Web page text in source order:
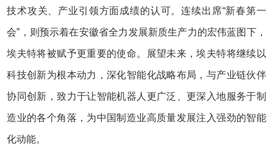
技术攻关、产业引领方面成绩的认可。连续出席“新春第一
会”，则预示着在安徽省全力发展新质生产力的宏伟蓝图下，
埃夫特将被赋予更重要的使命。展望未来，埃夫特将继续以
科技创新为根本动力，深化智能化战略布局，与产业链伙伴
协同创新，致力于让智能机器人更广泛、更深入地服务于制
造业的各个角落，为中国制造业高质量发展注入强劲的智能
化动能。